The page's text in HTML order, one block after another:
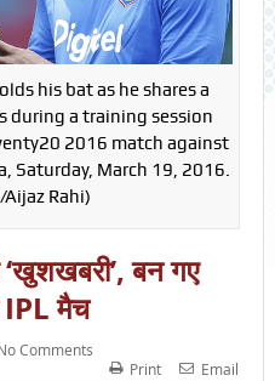
his bat as he shares a
during a training session
2016 match against
Saturday, March 19, 2016.
Rahi)
बन गए
IPL मैच
Comments
Print
Email